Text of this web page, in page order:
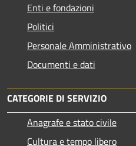
Enti e fondazioni
Politici
Personale Amministrativo
Documenti e dati
CATEGORIE DI SERVIZIO
Anagrafe e stato civile
Cultura e tempo libero